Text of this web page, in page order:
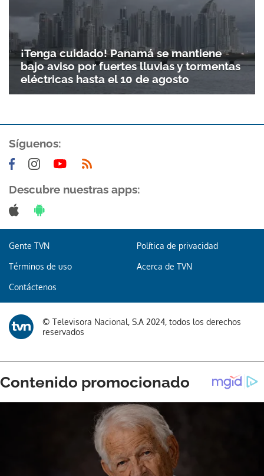
¡Tenga cuidado! Panamá se mantiene
bajo aviso por fuertes lluvias y tormentas
eléctricas hasta el 10 de agosto
Síguenos:
Descubre nuestras apps:
Gente TVN Política de privacidad
Términos de uso Acerca de TVN
Contáctenos
© Televisora Nacional, S.A 2024, todos los derechos
reservados